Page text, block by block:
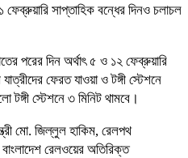
সাপ্তাহিক বন্ধের দিনও চলাচল
পরের দিন অর্থাৎ ৫ ও ১২ ফেব্রুয়ারি
যাত্রীদের ফেরত যাওয়া ও টঙ্গী স্টেশনে
স্টেশনে ৩ মিনিট থামবে।
মো. জিল্লুল হাকিম, রেলপথ
রেলওয়ের অতিরিক্ত